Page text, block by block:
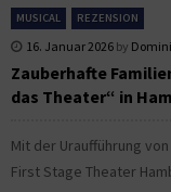
MUSICAL REZENSION
16. Januar 2026 by
Zauberhafte
das Theater“ in
Mit der Uraufführung
First Stage Theater